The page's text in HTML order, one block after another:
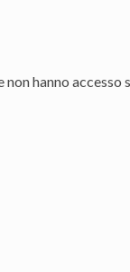
hanno accesso